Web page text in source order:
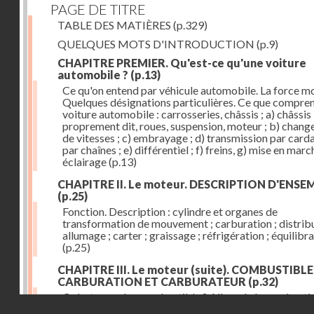
PAGE DE TITRE
TABLE DES MATIÈRES (p.329)
QUELQUES MOTS D'INTRODUCTION (p.9)
CHAPITRE PREMIER. Qu'est-ce qu'une voiture
automobile ? (p.13)
Ce qu'on entend par véhicule automobile. La force
Quelques désignations particulières. Ce que
voiture automobile : carrosseries, châssis ; a) châssis
proprement dit, roues, suspension, moteur ; b)
de vitesses ; c) embrayage ; d) transmission par
par chaînes ; e) différentiel ; f) freins, g) mise en
éclairage(p.13)
CHAPITRE II. Le moteur. DESCRIPTION
(p.25)
Fonction. Description : cylindre et organes de
transformation de mouvement ; carburation ;
allumage ; carter ; graissage ; réfrigération ;
(p.25)
CHAPITRE III. Le moteur (suite).
CARBURATION ET CARBURATEUR (p.32)
Qu'est-ce qu'un combustible ? Allure de la